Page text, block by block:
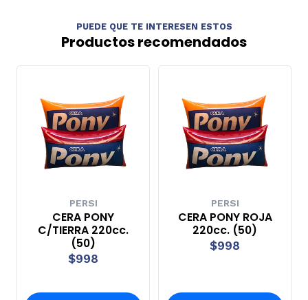
PUEDE QUE TE INTERESEN ESTOS
Productos recomendados
PERSI
CERA PONY
C/TIERRA 220cc.
(50)
$998
PERSI
CERA PONY ROJA
220cc. (50)
$998